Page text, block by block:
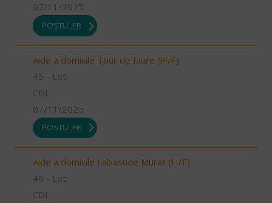
07/11/2025
POSTULER
Aide à domicile Tour de faure (H/F)
46 - Lot
CDI
07/11/2025
POSTULER
Aide à domicile Labastide Murat (H/F)
46 - Lot
CDI